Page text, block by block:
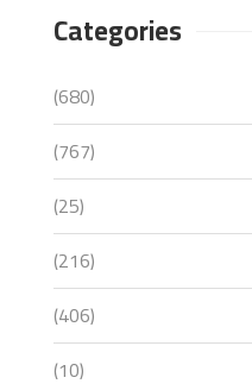
Categories
(680)
(767)
(25)
(216)
(406)
(10)